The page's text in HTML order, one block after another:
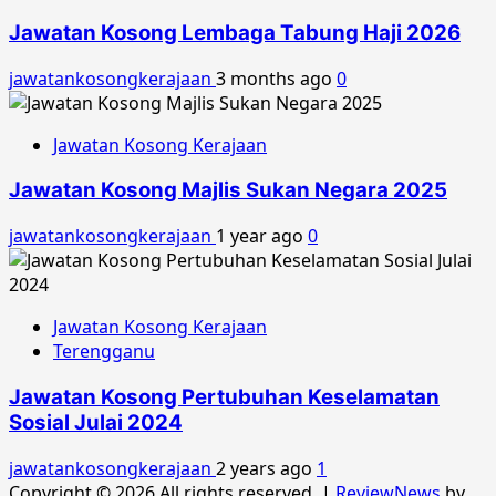
Jawatan Kosong Lembaga Tabung Haji 2026
jawatankosongkerajaan 3 months ago 0
Jawatan Kosong Kerajaan
Jawatan Kosong Majlis Sukan Negara 2025
jawatankosongkerajaan 1 year ago 0
Jawatan Kosong Kerajaan
Terengganu
Jawatan Kosong Pertubuhan Keselamatan
Sosial Julai 2024
jawatankosongkerajaan 2 years ago 1